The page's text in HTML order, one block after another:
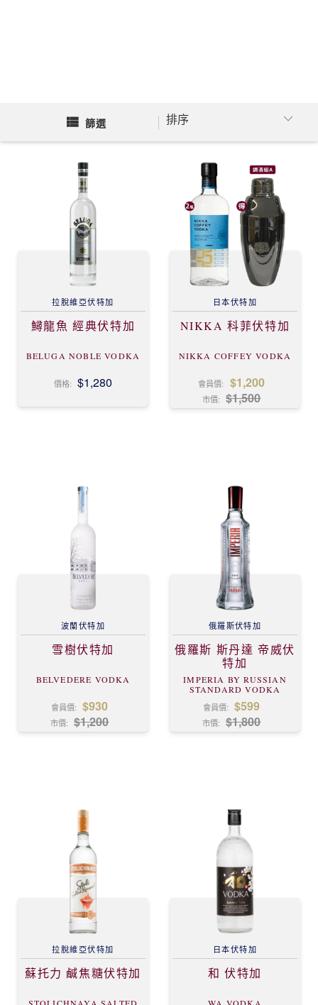
篩選
拉脫維亞伏特加
鱘龍魚 經典伏特加
BELUGA NOBLE VODKA
價格: $1,280
日本伏特加
NIKKA 科菲伏特加
NIKKA COFFEY VODKA
會員價: $1,200
市價: $1,500
波蘭伏特加
雪樹伏特加
BELVEDERE VODKA
會員價: $930
市價: $1,200
俄羅斯伏特加
俄羅斯 斯丹達 帝威伏
特加
IMPERIA BY RUSSIAN
STANDARD VODKA
會員價: $599
市價: $1,800
拉脫維亞伏特加
蘇托力 鹹焦糖伏特加
日本伏特加
和 伏特加